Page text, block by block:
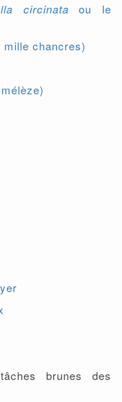
circinata ou le
mille chancres)
brunes des